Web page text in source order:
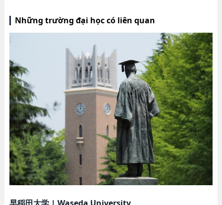
Những trường đại học có liên quan